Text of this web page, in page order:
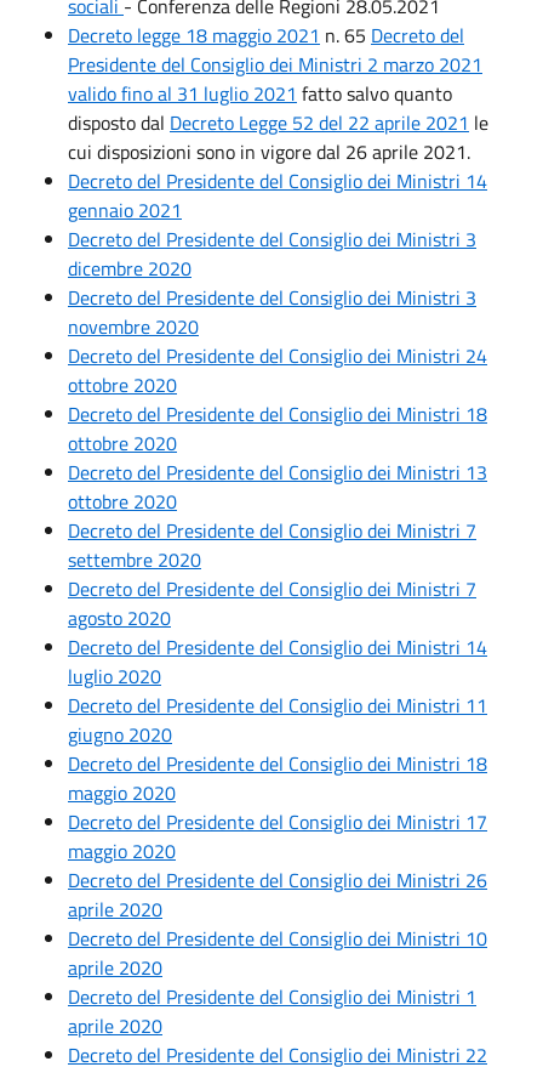
Decreto legge 18 maggio 2021 n. 65 Decreto del
Presidente del Consiglio dei Ministri 2 marzo 2021
valido fino al 31 luglio 2021 fatto salvo quanto
disposto dal Decreto Legge 52 del 22 aprile 2021 le
cui disposizioni sono in vigore dal 26 aprile 2021.
Decreto del Presidente del Consiglio dei Ministri 14
gennaio 2021
Decreto del Presidente del Consiglio dei Ministri 3
dicembre 2020
Decreto del Presidente del Consiglio dei Ministri 3
novembre 2020
Decreto del Presidente del Consiglio dei Ministri 24
ottobre 2020
Decreto del Presidente del Consiglio dei Ministri 18
ottobre 2020
Decreto del Presidente del Consiglio dei Ministri 13
ottobre 2020
Decreto del Presidente del Consiglio dei Ministri 7
settembre 2020
Decreto del Presidente del Consiglio dei Ministri 7
agosto 2020
Decreto del Presidente del Consiglio dei Ministri 14
luglio 2020
Decreto del Presidente del Consiglio dei Ministri 11
giugno 2020
Decreto del Presidente del Consiglio dei Ministri 18
maggio 2020
Decreto del Presidente del Consiglio dei Ministri 17
maggio 2020
Decreto del Presidente del Consiglio dei Ministri 26
aprile 2020
Decreto del Presidente del Consiglio dei Ministri 10
aprile 2020
Decreto del Presidente del Consiglio dei Ministri 1
aprile 2020
Decreto del Presidente del Consiglio dei Ministri 22